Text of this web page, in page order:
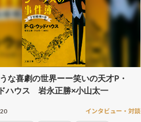
な喜劇の世界ーー笑いの天才P・
ハウス 岩永正勝×小山太一
インタビュー・対談